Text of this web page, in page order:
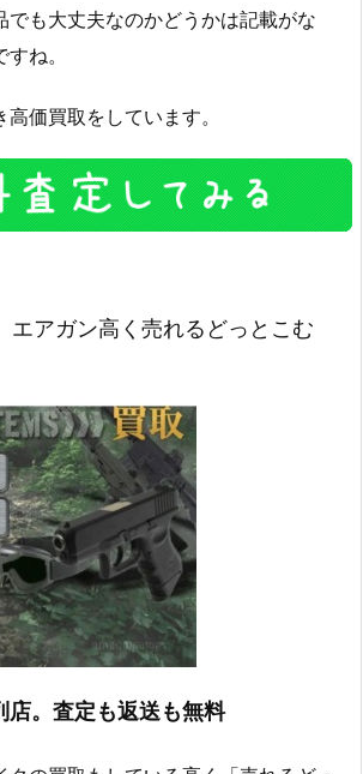
でも大丈夫なのかどうかは記載がな
ね。
価買取をしています。
エアガン高く売れるどっとこむ
店。査定も返送も無料